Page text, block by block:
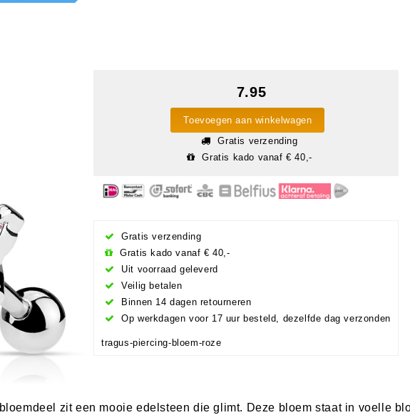
7.95
Toevoegen aan winkelwagen
Gratis verzending
Gratis kado vanaf € 40,-
Gratis verzending
Gratis kado vanaf € 40,-
Uit voorraad geleverd
Veilig betalen
Binnen 14 dagen retourneren
Op werkdagen voor 17 uur besteld, dezelfde dag verzonden
tragus-piercing-bloem-roze
zit een mooie edelsteen die glimt. Deze bloem staat in voelle